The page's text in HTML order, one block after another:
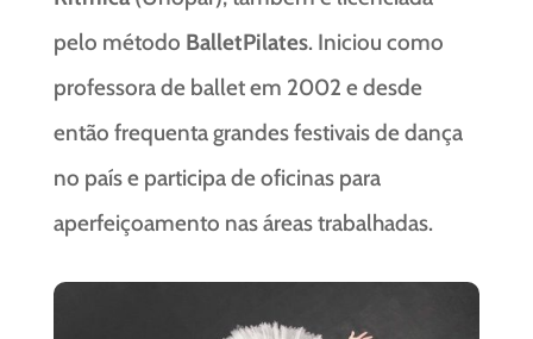
pelo método BalletPilates. Iniciou como
professora de ballet em 2002 e desde
então frequenta grandes festivais de dança
no país e participa de oficinas para
aperfeiçoamento nas áreas trabalhadas.